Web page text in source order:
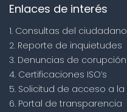
Enlaces de interés
1. Consultas del ciudadano
2. Reporte de inquietudes
3. Denuncias de corupción
4. Certificaciones ISO’s
5. Solicitud de acceso a
6. Portal de transparencia